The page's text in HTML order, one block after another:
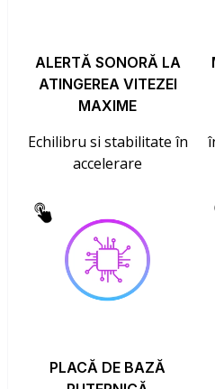
ALERTĂ SONORĂ LA
ATINGEREA VITEZEI
MAXIME
Echilibru si stabilitate în
accelerare
PLACĂ DE BAZĂ